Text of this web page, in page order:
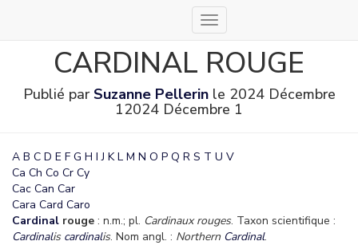
Déplier
la
navigation
CARDINAL ROUGE
Publié par Suzanne Pellerinle 2024 Décembre
12024 Décembre 1
A B C D E F G H I J K L M N O P Q R S T U V
Ca Ch Co Cr Cy
Cac Can Car
Cara Card Caro
Cardinal rouge : n.m.; pl. Cardinaux rouges. Taxon scientifique :
Cardinalis cardinalis. Nom angl. : Northern Cardinal.